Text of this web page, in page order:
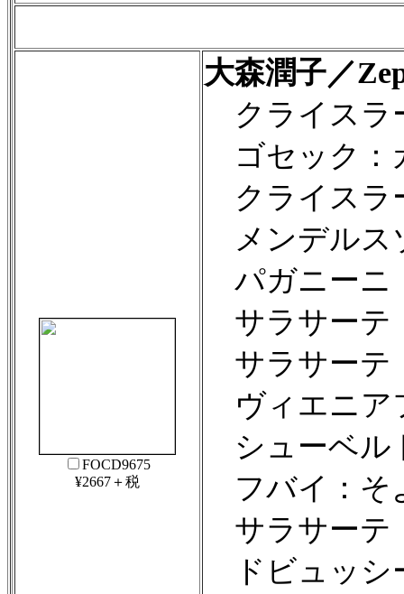
FOCD9675
¥2667＋税
大森潤子／
クライスラ
ゴセック：
クライスラ
メンデルス
パガニーニ
サラサーテ
サラサーテ
ヴィエニア
シューベル
フバイ：そ
サラサーテ
ドビュッシ